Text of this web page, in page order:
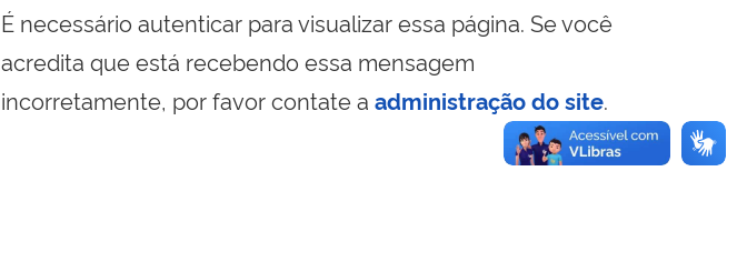
É necessário autenticar para visualizar essa página. Se você
acredita que está recebendo essa mensagem
incorretamente, por favor contate a administração do site.